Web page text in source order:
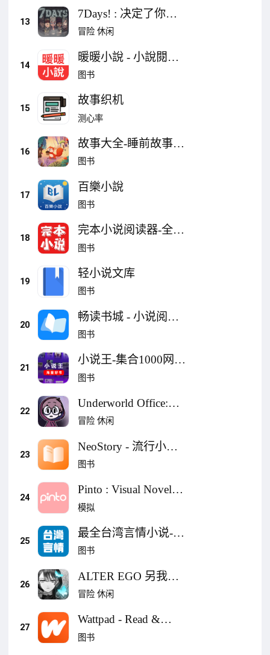
13
7Days! : 决定了你的
故事[轻小说文字冒险
冒险 休闲
14
暖暖小說 - 小說閱讀
器
图书
15
故事织机
测心率
16
故事大全-睡前故事，
童话故事，伊索寓
故事等
图书
17
百樂小說
图书
18
完本小说阅读器-全本
完结听书神器
图书
19
轻小说文库
图书
20
畅读书城 - 小说阅读
器 浪漫总裁言情玄幻
图书
21
小说王-集合1000网站
资源任意看
图书
22
Underworld Office:
Story game
冒险 休闲
23
NeoStory - 流行小说
阅读器
图书
24
Pinto : Visual Novel
Platform
模拟
25
最全台湾言情小说-言
情小说堂
图书
26
ALTER EGO 另我空
间
冒险 休闲
27
Wattpad - Read &
Write Stories
图书